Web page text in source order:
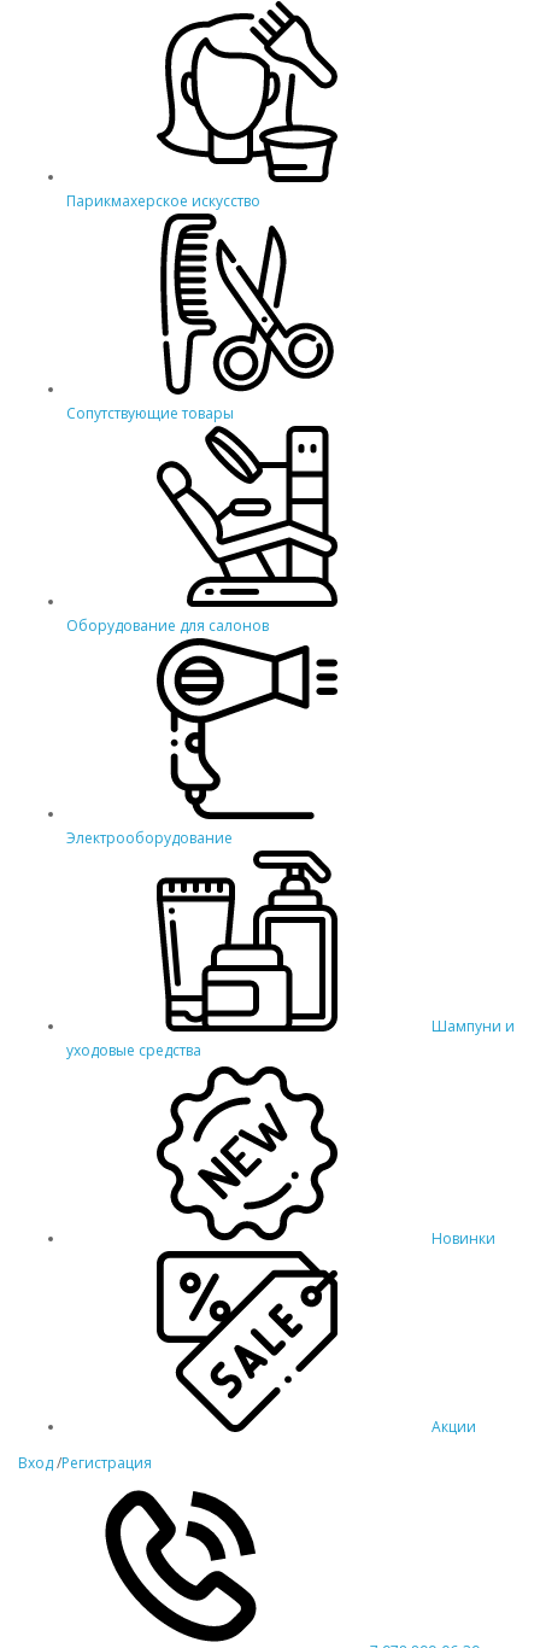
Парикмахерское искусство
Сопутствующие товары
Оборудование для салонов
Электрооборудование
Шампуни и
уходовые средства
Новинки
Акции
Вход/Регистрация